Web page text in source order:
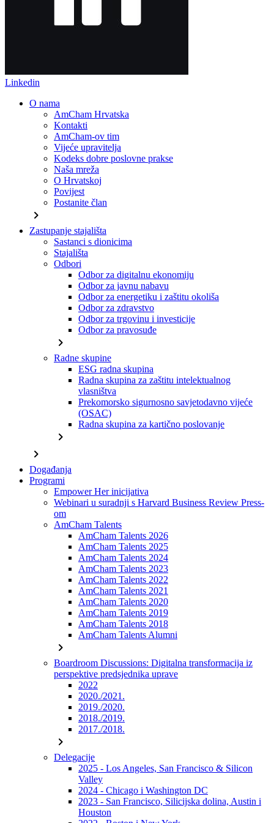
Linkedin
O nama
AmCham Hrvatska
Kontakti
AmCham-ov tim
Vijeće upravitelja
Kodeks dobre poslovne prakse
Naša mreža
O Hrvatskoj
Povijest
Postanite član
chevron_right
Zastupanje stajališta
Sastanci s dionicima
Stajališta
Odbori
Odbor za digitalnu ekonomiju
Odbor za javnu nabavu
Odbor za energetiku i zaštitu okoliša
Odbor za zdravstvo
Odbor za trgovinu i investicije
Odbor za pravosuđe
chevron_right
Radne skupine
ESG radna skupina
Radna skupina za zaštitu intelektualnog
vlasništva
Prekomorsko sigurnosno savjetodavno vijeće
(OSAC)
Radna skupina za kartično poslovanje
chevron_right
chevron_right
Događanja
Programi
Empower Her inicijativa
Webinari u suradnji s Harvard Business Review Press-
om
AmCham Talents
AmCham Talents 2026
AmCham Talents 2025
AmCham Talents 2024
AmCham Talents 2023
AmCham Talents 2022
AmCham Talents 2021
AmCham Talents 2020
AmCham Talents 2019
AmCham Talents 2018
AmCham Talents Alumni
chevron_right
Boardroom Discussions: Digitalna transformacija iz
perspektive predsjednika uprave
2022
2020./2021.
2019./2020.
2018./2019.
2017./2018.
chevron_right
Delegacije
2025 - Los Angeles, San Francisco & Silicon
Valley
2024 - Chicago i Washington DC
2023 - San Francisco, Silicijska dolina, Austin i
Houston